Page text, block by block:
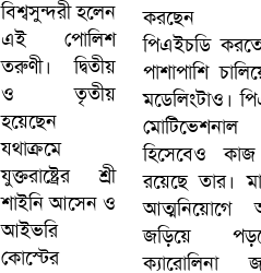
করছেন
পিএইচডি
পাশাপাশি
মডেলিংটাও।
হিসেবেও
রয়েছে তার।
আত্মনিয়োগে
জড়িয়ে
ক্যারোলিনা